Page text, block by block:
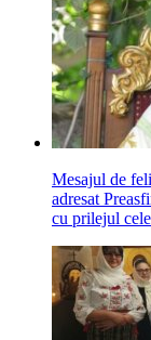
Mesajul de
adresat
cu prilejul